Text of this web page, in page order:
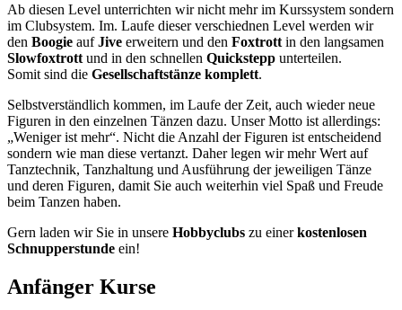
Ab diesen Level unterrichten wir nicht mehr im Kurssystem sondern
im Clubsystem. Im. Laufe dieser verschiednen Level werden wir
den Boogie aufJive erweitern und den Foxtrott in den langsamen
Slowfoxtrott und in den schnellen Quickstepp unterteilen.
Somit sind die Gesellschaftstänze komplett.
Selbstverständlich kommen, im Laufe der Zeit, auch wieder neue
Figuren in den einzelnen Tänzen dazu. Unser Motto ist allerdings:
„Weniger ist mehr“. Nicht die Anzahl der Figuren ist entscheidend
sondern wie man diese vertanzt. Daher legen wir mehr Wert auf
Tanztechnik, Tanzhaltung und Ausführung der jeweiligen Tänze
und deren Figuren, damit Sie auch weiterhin viel Spaß und Freude
beim Tanzen haben.
Gern laden wir Sie in unsere Hobbyclubs zu einerkostenlosen
Schnupperstunde ein!
Anfänger Kurse